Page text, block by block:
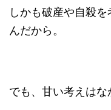
しかも破産や自殺
んだから。
でも、甘い考えはな